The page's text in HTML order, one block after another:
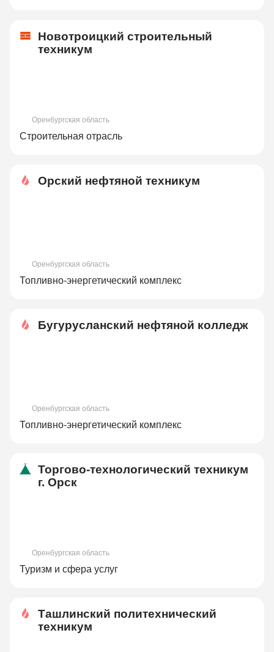
Новотроицкий строительный
техникум
Оренбургская область
Строительная отрасль
Орский нефтяной техникум
Оренбургская область
Топливно-энергетический комплекс
Бугурусланский нефтяной колледж
Оренбургская область
Топливно-энергетический комплекс
Торгово-технологический техникум
г. Орск
Оренбургская область
Туризм и сфера услуг
Ташлинский политехнический
техникум